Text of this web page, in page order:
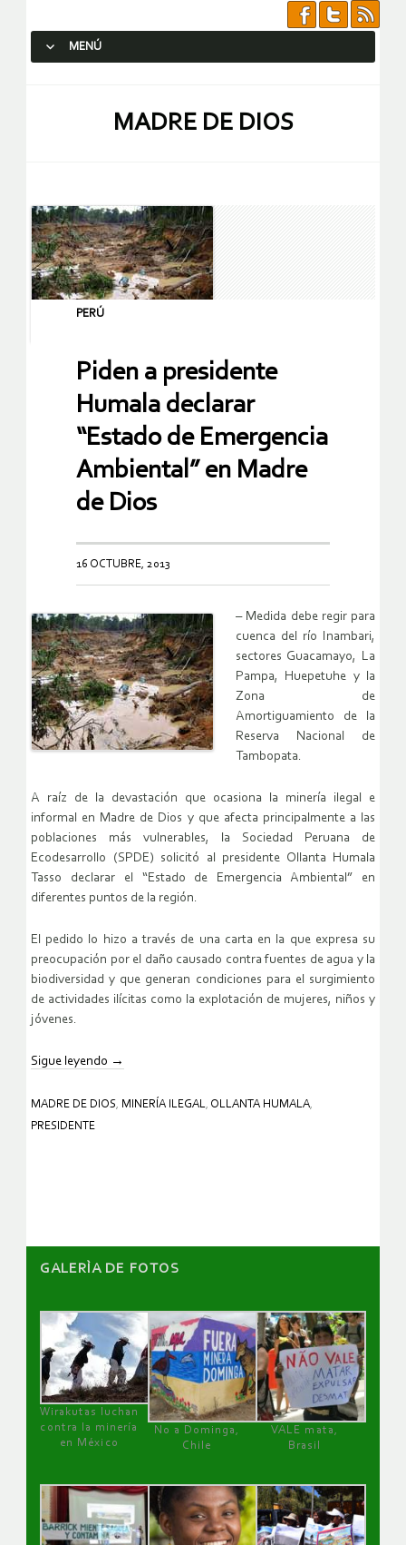
MENÚ
MADRE DE DIOS
PERÚ
Piden a presidente
Humala declarar
“Estado de Emergencia
Ambiental” en Madre
de Dios
16 OCTUBRE, 2013
– Medida debe regir para
cuenca del río Inambari,
sectores Guacamayo, La
Pampa, Huepetuhe y la
Zona de
Amortiguamiento de la
Reserva Nacional de
Tambopata.
A raíz de la devastación que ocasiona la minería ilegal e
informal en Madre de Dios y que afecta principalmente a las
poblaciones más vulnerables, la Sociedad Peruana de
Ecodesarrollo (SPDE) solicitó al presidente Ollanta Humala
Tasso declarar el “Estado de Emergencia Ambiental” en
diferentes puntos de la región.
El pedido lo hizo a través de una carta en la que expresa su
preocupación por el daño causado contra fuentes de agua y la
biodiversidad y que generan condiciones para el surgimiento
de actividades ilícitas como la explotación de mujeres, niños y
jóvenes.
Sigue leyendo →
MADRE DE DIOS, MINERÍA ILEGAL, OLLANTA HUMALA,
PRESIDENTE
GALERÌA DE FOTOS
Wirakutas luchan
contra la minería
en México
No a Dominga,
Chile
VALE mata,
Brasil